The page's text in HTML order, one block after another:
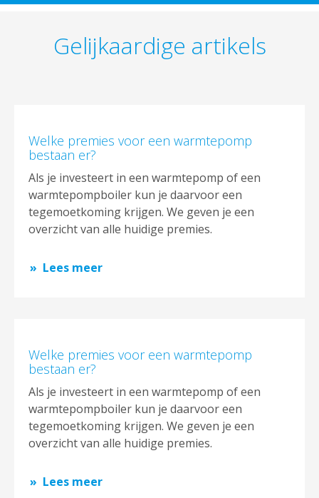
Gelijkaardige artikels
Welke premies voor een warmtepomp
bestaan er?
Als je investeert in een warmtepomp of een
warmtepompboiler kun je daarvoor een
tegemoetkoming krijgen. We geven je een
overzicht van alle huidige premies.
Lees meer
Welke premies voor een warmtepomp
bestaan er?
Als je investeert in een warmtepomp of een
warmtepompboiler kun je daarvoor een
tegemoetkoming krijgen. We geven je een
overzicht van alle huidige premies.
Lees meer